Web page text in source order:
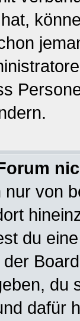
von
du
du
dafür